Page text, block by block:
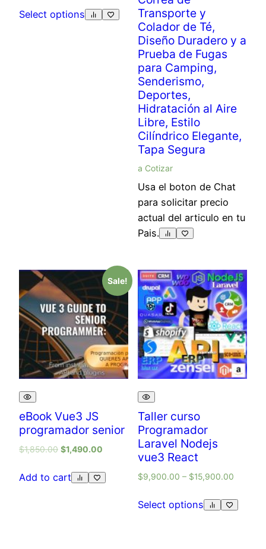
Select options
Transporte y
Colador de Té,
Diseño Duradero y a
Prueba de Fugas
para Camping,
Senderismo,
Deportes,
Hidratación al Aire
Libre, Estilo
Cilíndrico Elegante,
Tapa Segura
a Cotizar
Usa el boton de Chat
para solicitar precio
actual del articulo en tu
Pais.
Sale!
eBook Vue3 JS
programador senior
$1,850.00 $1,490.00
Add to cart
Taller curso
Programador
Laravel Nodejs
vue3 React
$9,900.00 – $15,900.00
Select options